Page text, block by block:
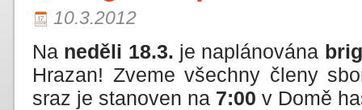
10.3.2012
Na neděli 18.3. je naplánována
Hrazan! Zveme všechny členy
sraz je stanoven na 7:00 v Domě